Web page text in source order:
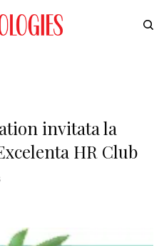
invitata la
HR Club